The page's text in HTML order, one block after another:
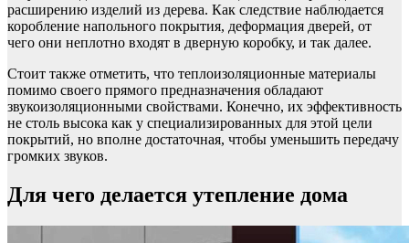
расширению изделий из дерева. Как следствие наблюдается
коробление напольного покрытия, деформация дверей, от
чего они неплотно входят в дверную коробку, и так далее.
Стоит также отметить, что теплоизоляционные материалы
помимо своего прямого предназначения обладают
звукоизоляционными свойствами. Конечно, их эффективность
не столь высока как у специализированных для этой цели
покрытий, но вполне достаточная, чтобы уменьшить передачу
громких звуков.
Для чего делается утепление дома